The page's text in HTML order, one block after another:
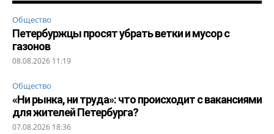
Общество
Петербуржцы просят убрать ветки и мусор с
газонов
08.08.2026 11:19
Общество
«Ни рынка, ни труда»: что происходит с вакансиями
для жителей Петербурга?
07.08.2026 18:36